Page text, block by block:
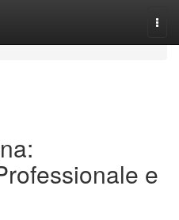
e